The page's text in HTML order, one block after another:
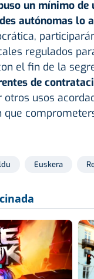
un mínimo
autónomas lo
regulados
el fin de la
de
otros usos
que
Euskera